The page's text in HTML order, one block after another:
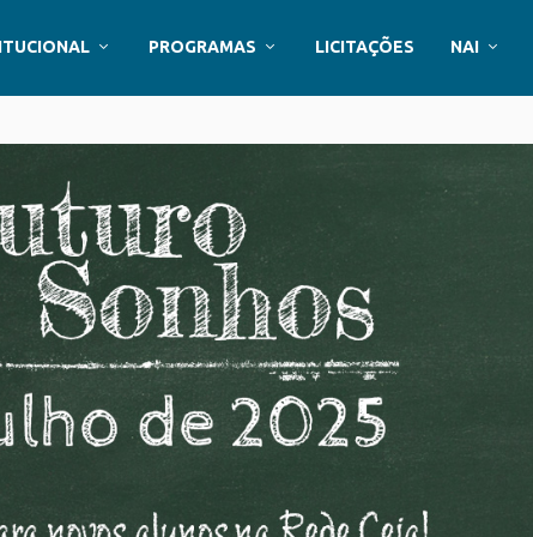
PROGRAMAS LICITAÇÕES NAI